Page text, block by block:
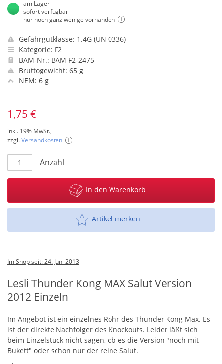
am Lager
sofort verfügbar
nur noch ganz wenige vorhanden
Gefahrgutklasse: 1.4G (UN 0336)
Kategorie: F2
BAM-Nr.: BAM F2-2475
Bruttogewicht: 65 g
NEM: 6 g
1,75 €
inkl. 19% MwSt.,
zzgl.Versandkosten
Anzahl
In den Warenkorb
Artikel merken
Im Shop seit: 24. Juni 2013
Lesli Thunder Kong MAX Salut Version
2012 Einzeln
Im Angebot ist ein einzelnes Rohr des Thunder Kong Max. Es
ist der direkte Nachfolger des Knockouts. Leider läßt sich
beim Einzelstück nicht sagen, ob es die Version "noch mit
Bukett" oder schon nur der reine Salut.